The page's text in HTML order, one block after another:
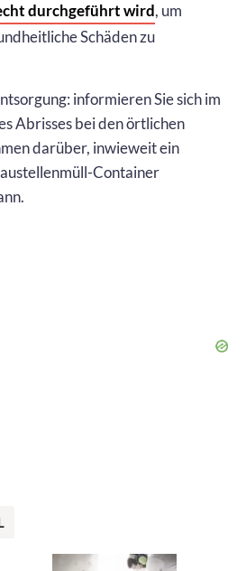
durchgeführt wird, um
Schäden zu
informieren Sie sich im
Abrisses bei den örtlichen
darüber, inwieweit ein
Container